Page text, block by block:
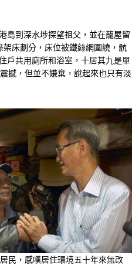
島到深水埗探望祖父，並在籠屋留
床劃分，床位被鐵絲網圍繞，骯
戶共用廁所和浴室，十居其九是單
撼，但並不嫌棄，說起來也只有淡
民，感嘆居住環境五十年來無改